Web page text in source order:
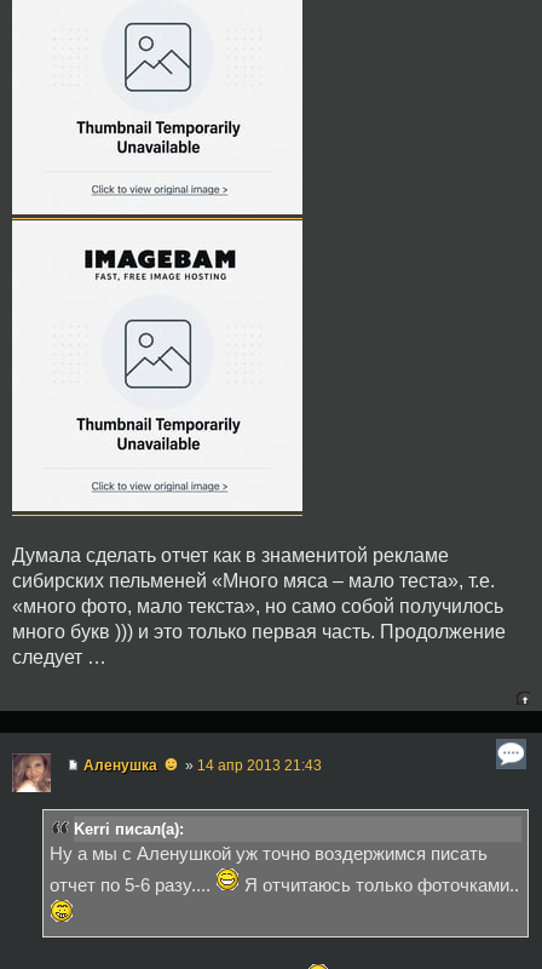
Думала сделать отчет как в знаменитой рекламе
сибирских пельменей «Много мяса – мало теста», т.е.
«много фото, мало текста», но само собой получилось
много букв ))) и это только первая часть. Продолжение
следует …
Аленушка ☻ » 14 апр 2013 21:43
Kerri писал(а):
Ну а мы с Аленушкой уж точно воздержимся писать
отчет по 5-6 разу....
Я отчитаюсь только фоточками..